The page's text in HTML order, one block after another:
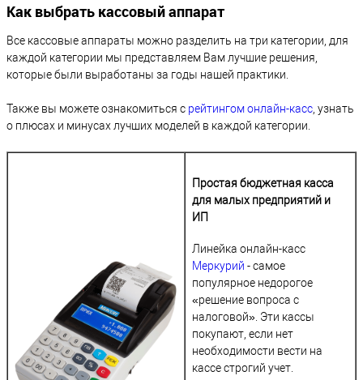
Как выбрать кассовый аппарат
Все кассовые аппараты можно разделить на три категории, для
каждой категории мы представляем Вам лучшие решения,
которые были выработаны за годы нашей практики.
Также вы можете ознакомиться с рейтингом онлайн-касс, узнать
о плюсах и минусах лучших моделей в каждой категории.
Простая бюджетная касса
для малых предприятий и
ИП
Линейка онлайн-касс
Меркурий - самое
популярное недорогое
«решение вопроса с
налоговой»‎. Эти кассы
покупают, если нет
необходимости вести на
кассе строгий учет.